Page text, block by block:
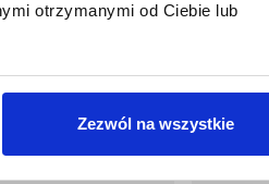
otrzymanymi od Ciebie lub
Zezwól na wszystkie